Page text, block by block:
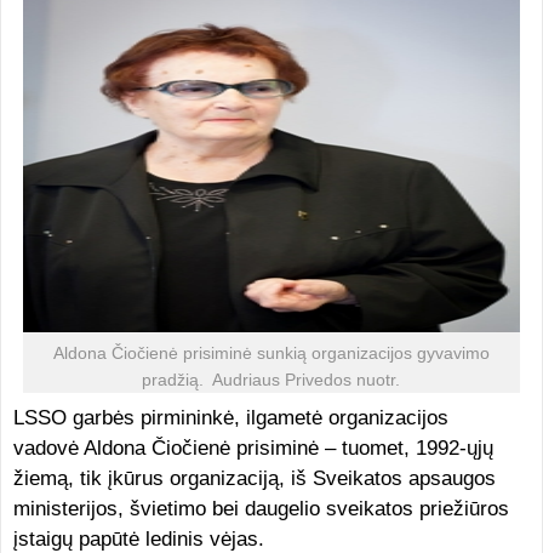
Aldona Čiočienė prisiminė sunkią organizacijos gyvavimo
pradžią. Audriaus Privedos nuotr.
LSSO garbės pirmininkė, ilgametė organizacijos
vadovė Aldona Čiočienė prisiminė – tuomet, 1992-ųjų
žiemą, tik įkūrus organizaciją, iš Sveikatos apsaugos
ministerijos, švietimo bei daugelio sveikatos priežiūros
įstaigų papūtė ledinis vėjas.